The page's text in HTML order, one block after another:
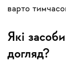
варто
Які
догляд?